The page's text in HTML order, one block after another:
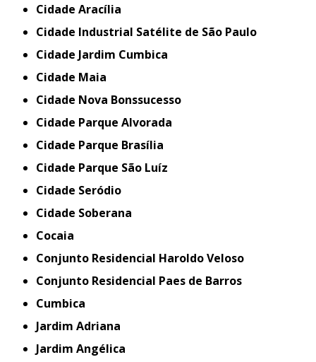
Cidade Aracília
Cidade Industrial Satélite de São Paulo
Cidade Jardim Cumbica
Cidade Maia
Cidade Nova Bonssucesso
Cidade Parque Alvorada
Cidade Parque Brasília
Cidade Parque São Luíz
Cidade Seródio
Cidade Soberana
Cocaia
Conjunto Residencial Haroldo Veloso
Conjunto Residencial Paes de Barros
Cumbica
Jardim Adriana
Jardim Angélica